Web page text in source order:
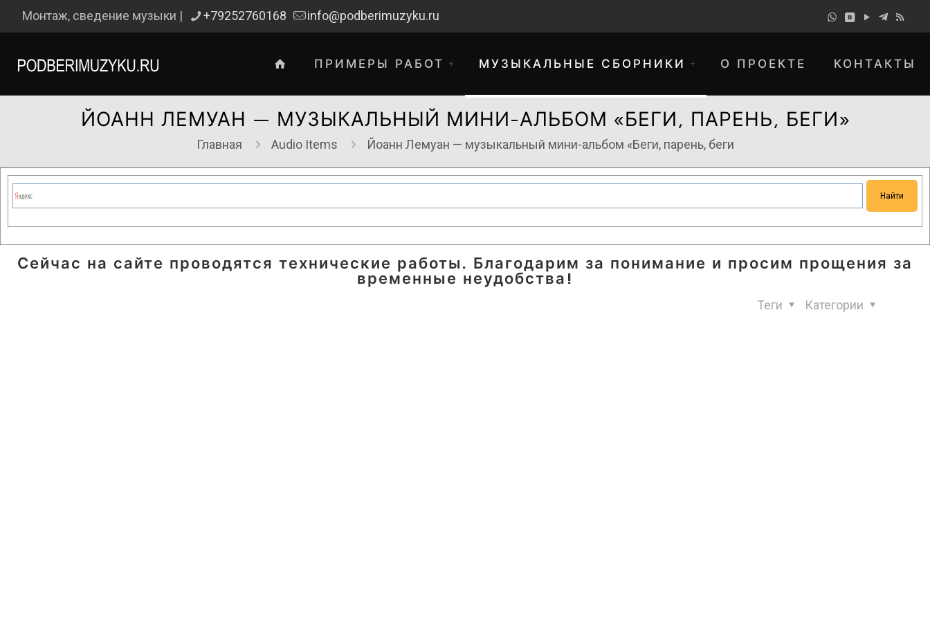
Монтаж, сведение музыки | +79252760168 info@podberimuzyku.ru
ПРИМЕРЫ РАБОТ МУЗЫКАЛЬНЫЕ СБОРНИКИ О ПРОЕКТЕ КОНТАКТЫ
ЙОАНН ЛЕМУАН — МУЗЫКАЛЬНЫЙ МИНИ-АЛЬБОМ «БЕГИ, ПАРЕНЬ, БЕГИ»
Главная Audio Items Йоанн Лемуан — музыкальный мини-альбом «Беги, парень, беги
Сейчас на сайте проводятся технические работы. Благодарим за понимание и просим прощения за
временные неудобства!
Категории
Теги